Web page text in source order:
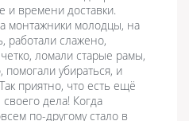
и времени доставки.
монтажники молодцы, на
работали слажено,
ломали старые рамы,
убираться, и
приятно, что есть ещё
дела! Когда
по-другому стало в